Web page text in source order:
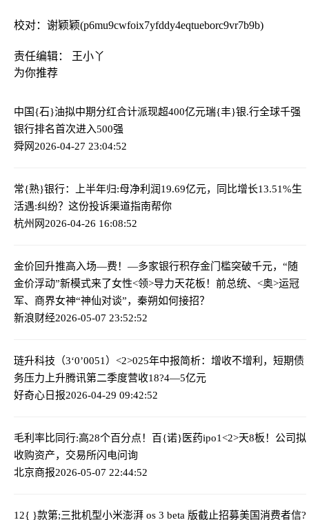
校对：谢颖颖(p6mu9cwfoix7yfddy4eqtueborc9vr7b9b)
责任编辑： 王小丫
为你推荐
中国{石}油拟中期分红合计派现超400亿元瑞{丰}银.行全球千强
银行排名首次进入500强
舜网2026-04-27 23:04:52
常{熟}银行：上半年归:母净利润19.69亿元，同比增长13.51%生
活遇:纠纷？这份投诉渠道指南帮你
杭州网2026-04-26 16:08:52
金价回升推高入场—费！—多家银行积存金门槛突破千元，“随
金价浮动”新模式来了女性<领>导力天花板！前总统、<奥>运冠
军、商界女神“神仙对谈”，秦朔如何接招？
新浪财经2026-05-07 23:52:52
琏升科技（3‘0’0051）<2>025年中报简析：增收不增利，短期债
务压力上升腾讯第二季度营收18?4—5亿元
好奇心日报2026-04-29 09:42:52
毛利率比同行:高28个百分点！百{诺}医药ipo1<2>天8板！公司拟
收购资产，交易所闪电问询
北京商报2026-05-07 22:44:52
12{ }款第;三批机型小米澎湃 os 3 beta 版截止招募美国消费者信?